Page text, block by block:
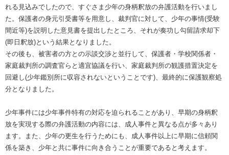
れる見込みでしたので、すぐさま少年の身柄釈放の弁護活動を行いまし
た。保護者の身元引受書等を用意し、裁判官に対して、少年の事情(受験
間近等)を説明した意見書を提出したところ、それが奏功し勾留請求却下
(即日釈放)という結果となりました。
その後も、被害者の方との示談交渉と並行して、保護者・学校関係者・
家庭裁判所の調査官らと適宜協議を行い、家庭裁判所の観護措置決定を
回避し(少年鑑別所に収容されないということです)、最終的に保護観察処
分となりました。
少年事件には少年事件特有の対応を迫られることがあり、早期の身柄釈
放を実現する際の弁護活動の内容には、成人事件と異なる点が多々あり
ます。また、少年の更生を行うためにも、成人事件以上に早期に信頼関
係を築き、少年と共に事件に向き合うことが重要であると考えます。